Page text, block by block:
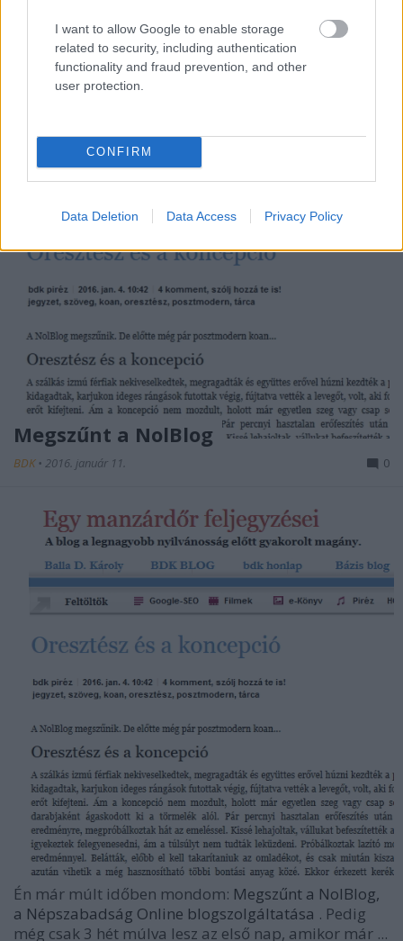
I want to allow Google to enable storage
related to security, including authentication
functionality and fraud prevention, and other
user protection.
CONFIRM
Data Deletion Data Access Privacy Policy
A NOL, azaz a Népszabadság Online blogjának -
NolBlog - a megszűnése nekem leginkább csak azért
Megszűnt a NolBlog
BDK • 2016. január 11. 0
Én már múlt időben mondom: Megszűnt a NolBlog,
a Népszabadság Online blogszolgáltatása . Pedig
még csak 3 hét múlva lesz az első nap, amikor már ...